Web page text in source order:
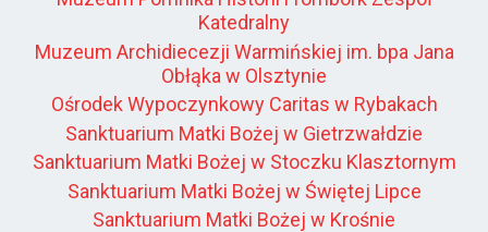
Katedralny
Muzeum Archidiecezji Warmińskiej im. bpa Jana
Obłąka w Olsztynie
Ośrodek Wypoczynkowy Caritas w Rybakach
Sanktuarium Matki Bożej w Gietrzwałdzie
Sanktuarium Matki Bożej w Stoczku Klasztornym
Sanktuarium Matki Bożej w Świętej Lipce
Sanktuarium Matki Bożej w Krośnie